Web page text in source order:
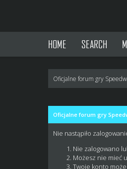
HOME SEARCH
Oficjalne forum gry
Oficjalne forum gry
Nie nastąpiło
Nie zalogowano
Możesz nie mieć
Twoje konto